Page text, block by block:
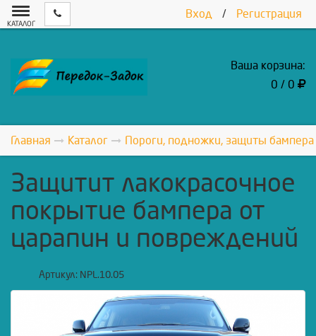
Вход / Регистрация
КАТАЛОГ
Ваша корзина:
0 / 0
Главная Каталог Пороги, подножки, защиты
Защитит лакокрасочное
покрытие бампера от
царапин и повреждений
Артикул: NPL.10.05